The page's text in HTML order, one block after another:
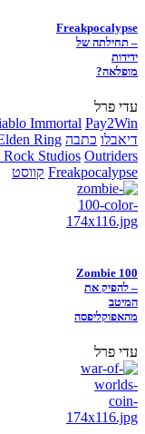
Freakpocalypse
– תחילתה של
ידידות
מופלאה?
עדי פרל
Immortal Pay2Win
דיאבלו כתבה Ring
Rock Studios Outriders
Freakpocalypse קווסט
Zombie 100
– להפיק את
המיטב
מהאפוקליפסה
עדי פרל